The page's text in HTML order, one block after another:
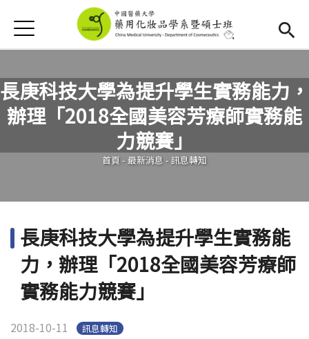
首頁
首頁
最新消息
新生專區(link is external)
Open submenu (學系簡介)
學系簡介
下載專區
招生資訊
Jump to Navigation
Jump to Main content
長庚科技大學為提升學生實務能力，
辦理「2018全國美容芳療師實務能
力競賽」
您在這裡
首頁- 最新消息 - 訊息轉知
長庚科技大學為提升學生實務能
力，辦理「2018全國美容芳療師
實務能力競賽」
2018-10-11 訊息轉知